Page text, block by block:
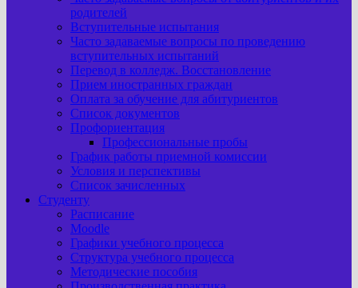
родителей
Вступительные испытания
Часто задаваемые вопросы по проведению
вступительных испытаний
Перевод в колледж. Восстановление
Прием иностранных граждан
Оплата за обучение для абитуриентов
Список документов
Профориентация
Профессиональные пробы
График работы приемной комиссии
Условия и перспективы
Список зачисленных
Студенту
Расписание
Moodle
Графики учебного процесса
Структура учебного процесса
Методические пособия